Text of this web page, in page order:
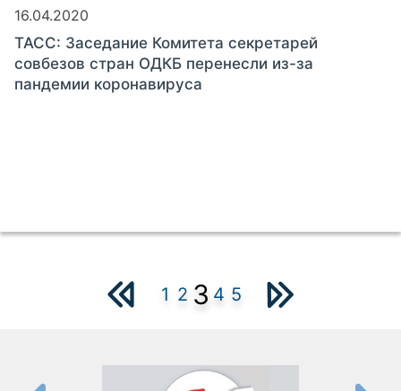
16.04.2020
ТАСС: Заседание Комитета секретарей
совбезов стран ОДКБ перенесли из-за
пандемии коронавируса
1 2 3 4 5